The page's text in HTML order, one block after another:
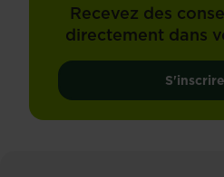
Recevez des
directement dans
S'inscrire